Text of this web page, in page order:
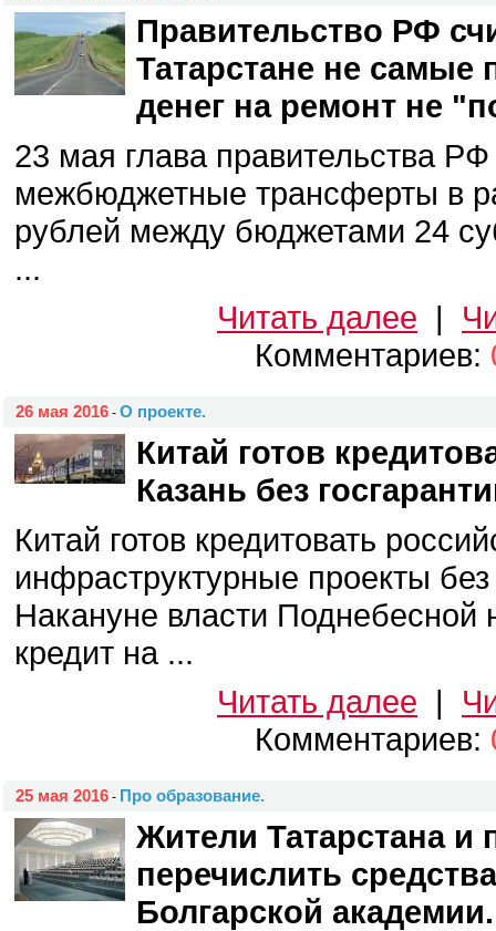
Правительство РФ
Татарстане не самые
денег на ремонт не
23 мая глава правительства
межбюджетные трансферты в
рублей между бюджетами 24
...
Читать далее |
Комментариев:
26 мая 2016 - О проекте.
Китай готов
Казань без
Китай готов кредитовать
инфраструктурные проекты без
Накануне власти Поднебесной
кредит на ...
Читать далее |
Комментариев:
25 мая 2016 - Про образование.
Жители Татарстана и
перечислить
Болгарской академии.